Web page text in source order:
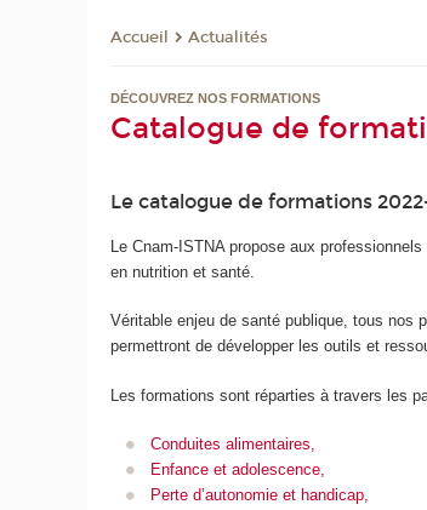
Accueil Actualités
DÉCOUVREZ NOS FORMATIONS
Catalogue de
Le catalogue de formations
Le Cnam-ISTNA propose aux
en nutrition et santé.
Véritable enjeu de santé publique, tous nos
permettront de développer les outils et
Les formations sont réparties à travers les
Conduites alimentaires,
Enfance et adolescence,
Perte d’autonomie et handicap,